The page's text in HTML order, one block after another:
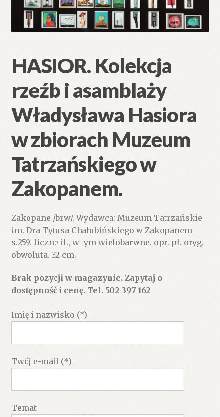
HASIOR. Kolekcja
rzeźb i asamblaży
Władysława Hasiora
w zbiorach Muzeum
Tatrzańskiego w
Zakopanem.
Zakopane /brw/. Wydawca: Muzeum Tatrzańskie
im. Dra Tytusa Chałubińskiego w Zakopanem.
s.259. liczne il., w tym wielobarwne. opr. pł. oryg.
obwoluta. 32 cm.
Brak pozycji w magazynie. Zapytaj o
dostępność i cenę. Tel. 502 397 162
Imię i nazwisko (*)
Twój e-mail (*)
Temat